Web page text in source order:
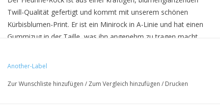
Twill-Qualität gefertigt und kommt mit unserem schönen
Kürbisblumen-Print. Er ist ein Minirock in A-Linie und hat einen
Gummizug in der Taille, was ihn angenehm zu tragen macht.
• A-Linie
• Gummizug in der Taille
Another-Label
Zur Wunschliste hinzufügen / Zum Vergleich hinzufügen / Drucken